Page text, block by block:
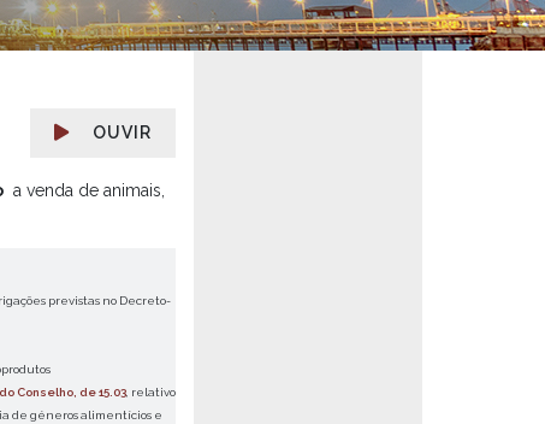
OUVIR
a venda de animais,
previstas no Decreto-
Conselho, de 15.03 , relativo
de géneros alimentícios e